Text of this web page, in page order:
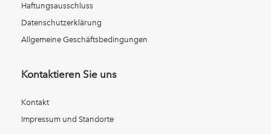
Haftungsausschluss
Datenschutzerklärung
Allgemeine Geschäftsbedingungen
Kontaktieren Sie uns
Kontakt
Impressum und Standorte